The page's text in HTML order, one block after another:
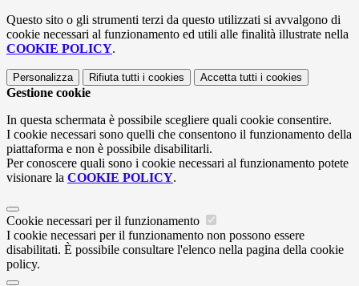
Questo sito o gli strumenti terzi da questo utilizzati si avvalgono di
cookie necessari al funzionamento ed utili alle finalità illustrate nella
COOKIE POLICY.
Personalizza Rifiuta tutti i cookies Accetta tutti i cookies
Gestione cookie
In questa schermata è possibile scegliere quali cookie consentire.
I cookie necessari sono quelli che consentono il funzionamento della
piattaforma e non è possibile disabilitarli.
Per conoscere quali sono i cookie necessari al funzionamento potete
visionare la COOKIE POLICY.
Cookie necessari per il funzionamento
I cookie necessari per il funzionamento non possono essere
disabilitati. È possibile consultare l'elenco nella pagina della cookie
policy.